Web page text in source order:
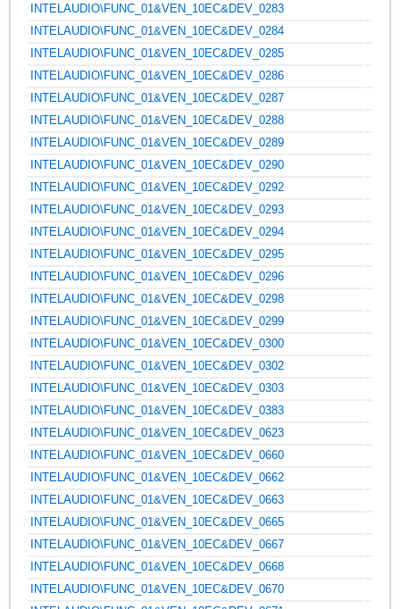
INTELAUDIO\FUNC_01&VEN_10EC&DEV_0283
INTELAUDIO\FUNC_01&VEN_10EC&DEV_0284
INTELAUDIO\FUNC_01&VEN_10EC&DEV_0285
INTELAUDIO\FUNC_01&VEN_10EC&DEV_0286
INTELAUDIO\FUNC_01&VEN_10EC&DEV_0287
INTELAUDIO\FUNC_01&VEN_10EC&DEV_0288
INTELAUDIO\FUNC_01&VEN_10EC&DEV_0289
INTELAUDIO\FUNC_01&VEN_10EC&DEV_0290
INTELAUDIO\FUNC_01&VEN_10EC&DEV_0292
INTELAUDIO\FUNC_01&VEN_10EC&DEV_0293
INTELAUDIO\FUNC_01&VEN_10EC&DEV_0294
INTELAUDIO\FUNC_01&VEN_10EC&DEV_0295
INTELAUDIO\FUNC_01&VEN_10EC&DEV_0296
INTELAUDIO\FUNC_01&VEN_10EC&DEV_0298
INTELAUDIO\FUNC_01&VEN_10EC&DEV_0299
INTELAUDIO\FUNC_01&VEN_10EC&DEV_0300
INTELAUDIO\FUNC_01&VEN_10EC&DEV_0302
INTELAUDIO\FUNC_01&VEN_10EC&DEV_0303
INTELAUDIO\FUNC_01&VEN_10EC&DEV_0383
INTELAUDIO\FUNC_01&VEN_10EC&DEV_0623
INTELAUDIO\FUNC_01&VEN_10EC&DEV_0660
INTELAUDIO\FUNC_01&VEN_10EC&DEV_0662
INTELAUDIO\FUNC_01&VEN_10EC&DEV_0663
INTELAUDIO\FUNC_01&VEN_10EC&DEV_0665
INTELAUDIO\FUNC_01&VEN_10EC&DEV_0667
INTELAUDIO\FUNC_01&VEN_10EC&DEV_0668
INTELAUDIO\FUNC_01&VEN_10EC&DEV_0670